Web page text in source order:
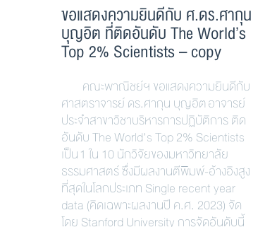
ขอแสดงความยินดีกับ ศ.ดร.ศากุน
บุญอิต ที่ติดอันดับ The World’s
Top 2% Scientists – copy
คณะพาณิชย์ฯ ขอแสดงความยินดีกับ
ศาสตราจารย์ ดร.ศากุน บุญอิต อาจารย์
ประจำสาขาวิชาบริหารการปฏิบัติการ ติด
อันดับ The World’s Top 2% Scientists
เป็น 1 ใน 10 นักวิจัยของมหาวิทยาลัย
ธรรมศาสตร์ ซึ่งมีผลงานตีพิมพ์-อ้างอิงสูง
ที่สุดในโลกประเภท Single recent year
data (คิดเฉพาะผลงานปี ค.ศ. 2023) จัด
โดย Stanford University การจัดอันดับนี้